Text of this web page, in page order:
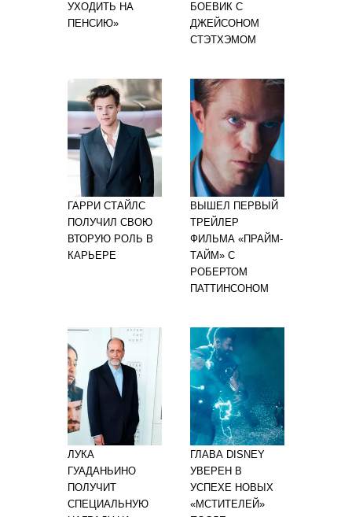
УХОДИТЬ НА
ПЕНСИЮ»
БОЕВИК С
ДЖЕЙСОНОМ
СТЭТХЭМОМ
ГАРРИ СТАЙЛС
ПОЛУЧИЛ СВОЮ
ВТОРУЮ РОЛЬ В
КАРЬЕРЕ
ВЫШЕЛ ПЕРВЫЙ
ТРЕЙЛЕР
ФИЛЬМА «ПРАЙМ-
ТАЙМ» С
РОБЕРТОМ
ПАТТИНСОНОМ
ЛУКА
ГУАДАНЬИНО
ПОЛУЧИТ
СПЕЦИАЛЬНУЮ
ГЛАВА DISNEY
УВЕРЕН В
УСПЕХЕ НОВЫХ
«МСТИТЕЛЕЙ»